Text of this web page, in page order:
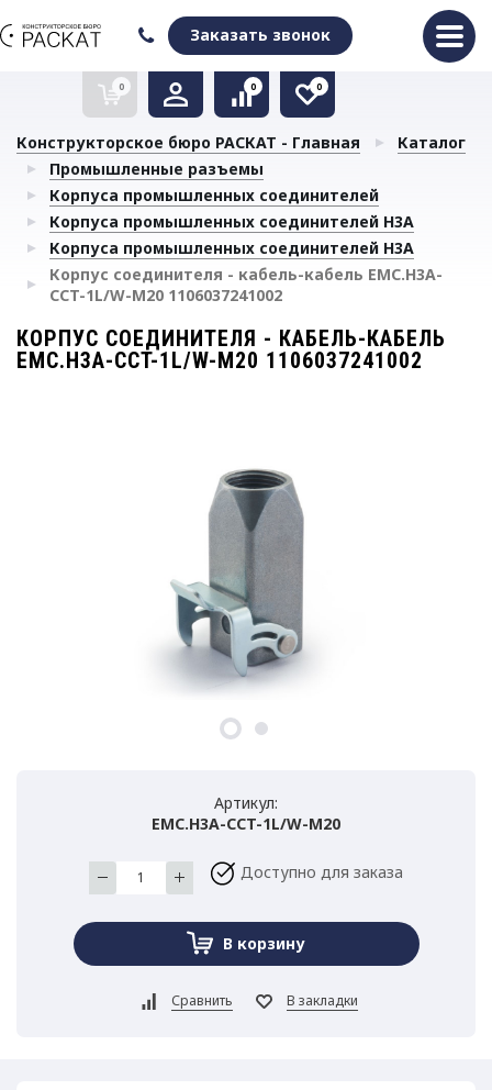
Заказать звонок
0
Очистить список сравнения
0
Очистить избранное
0
Конструкторское бюро РАСКАТ - Главная
Каталог
Промышленные разъемы
Корпуса промышленных соединителей
Корпуса промышленных соединителей H3A
Корпуса промышленных соединителей H3A
Корпус соединителя - кабель-кабель EMC.H3A-
CCT-1L/W-M20 1106037241002
КОРПУС СОЕДИНИТЕЛЯ - КАБЕЛЬ-КАБЕЛЬ
EMC.H3A-CCT-1L/W-M20 1106037241002
Артикул:
EMC.H3A-CCT-1L/W-M20
Доступно для заказа